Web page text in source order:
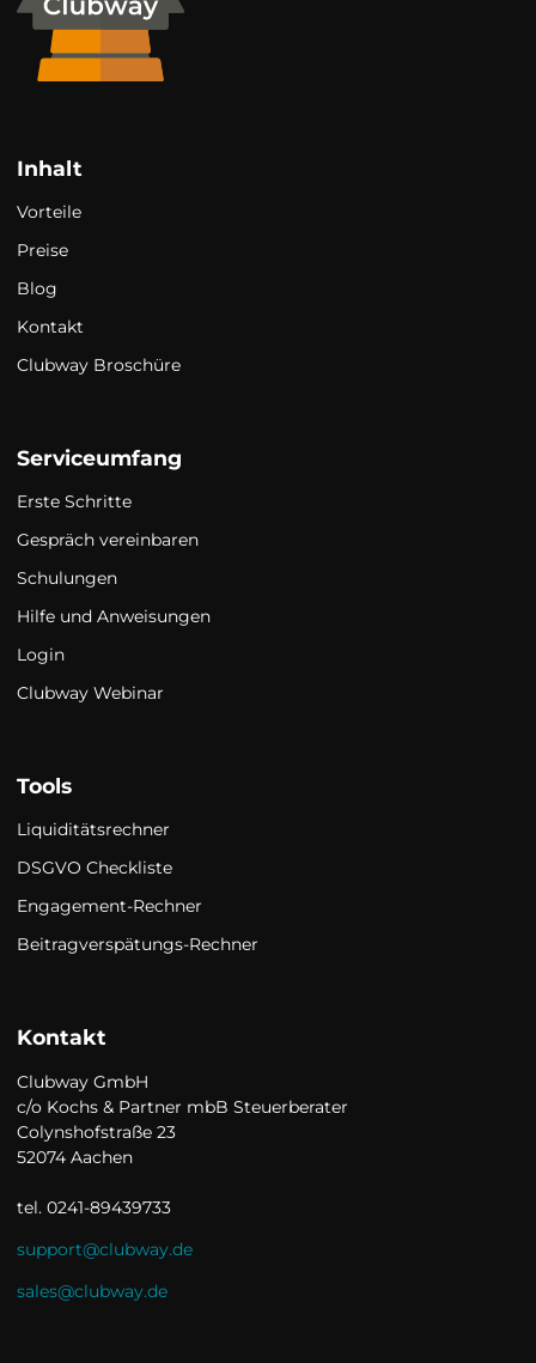
Inhalt
Vorteile
Preise
Blog
Kontakt
Clubway Broschüre
Serviceumfang
Erste Schritte
Gespräch vereinbaren
Schulungen
Hilfe und Anweisungen
Login
Clubway Webinar
Tools
Liquiditätsrechner
DSGVO Checkliste
Engagement-Rechner
Beitragverspätungs-Rechner
Kontakt
Clubway GmbH
c/o Kochs & Partner mbB Steuerberater
Colynshofstraße 23
52074 Aachen
tel. 0241-89439733
support@clubway.de
sales@clubway.de